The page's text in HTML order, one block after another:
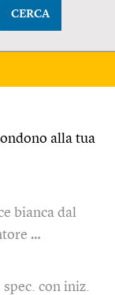
CERCA
alla tua
bianca dal
…
con iniz.